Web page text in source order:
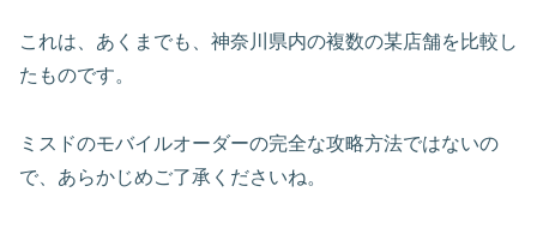
これは、あくまでも、神奈川県内の複数の某店舗を比較し
たものです。
ミスドのモバイルオーダーの完全な攻略方法ではないの
で、あらかじめご了承くださいね。